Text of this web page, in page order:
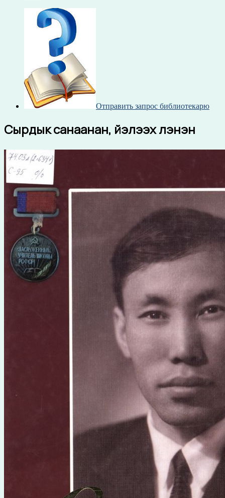
Отправить запрос библиотекарю
Сырдык санаанан, үйэлээх үлэнэн